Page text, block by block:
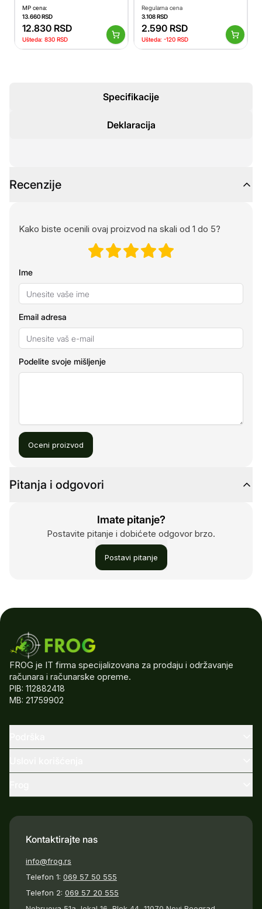
MP cena:
13.660RSD
12.830 RSD
Ušteda: 830 RSD
Regularna cena
3.108RSD
2.590 RSD
Ušteda: -120 RSD
Specifikacije
Deklaracija
Recenzije
Kako biste ocenili ovaj proizvod na skali od 1 do 5?
Ime
Email adresa
Podelite svoje mišljenje
Oceni proizvod
Pitanja i odgovori
Imate pitanje?
Postavite pitanje i dobićete odgovor brzo.
Postavi pitanje
FROG je IT firma specijalizovana za prodaju i održavanje
računara i računarske opreme.
PIB: 112882418
MB: 21759902
Kontaktirajte nas
info@frog.rs
Telefon 1: 069 57 50 555
Telefon 2: 069 57 20 555